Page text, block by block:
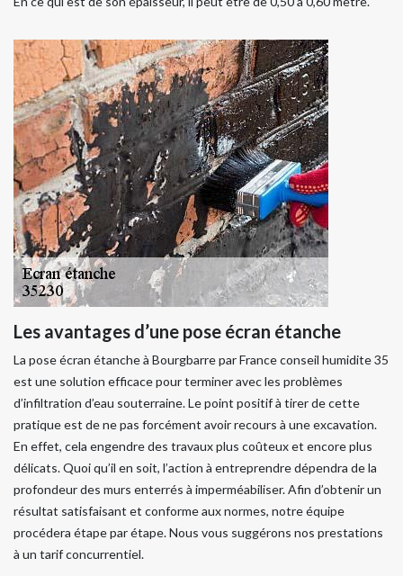
Les avantages d’une pose écran étanche
La pose écran étanche à Bourgbarre par France conseil humidite 35
est une solution efficace pour terminer avec les problèmes
d’infiltration d’eau souterraine. Le point positif à tirer de cette
pratique est de ne pas forcément avoir recours à une excavation.
En effet, cela engendre des travaux plus coûteux et encore plus
délicats. Quoi qu’il en soit, l’action à entreprendre dépendra de la
profondeur des murs enterrés à imperméabiliser. Afin d’obtenir un
résultat satisfaisant et conforme aux normes, notre équipe
procédera étape par étape. Nous vous suggérons nos prestations
à un tarif concurrentiel.